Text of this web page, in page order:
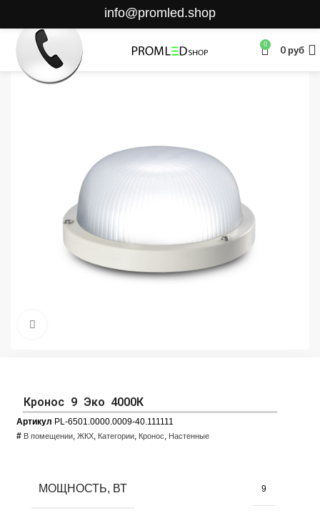
info@promled.shop
0 0руб
Кронос 9 Эко 4000К
Артикул PL-6501.0000.0009-40.111111
# В помещении ЖКХ Категории Кронос Настенные
МОЩНОСТЬ, ВТ 9